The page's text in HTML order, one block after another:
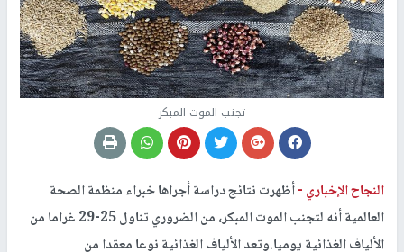
تجنب الموت المبكر
النجاح الإخباري -أظهرت نتائج دراسة أجراها خبراء منظمة الصحة
العالمية أنه لتجنب الموت المبكر، من الضروري تناول 25-29 غراما من
الألياف الغذائية يوميا.وتعد الألياف الغذائية نوعا معقدا من